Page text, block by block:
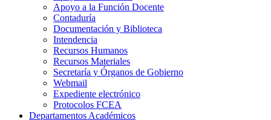
Apoyo a la Función Docente
Contaduría
Documentación y Biblioteca
Intendencia
Recursos Humanos
Recursos Materiales
Secretaría y Órganos de Gobierno
Webmail
Expediente electrónico
Protocolos FCEA
Departamentos Académicos